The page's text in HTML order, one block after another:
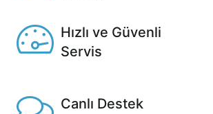
Hızlı ve Güvenli
Servis
Canlı Destek